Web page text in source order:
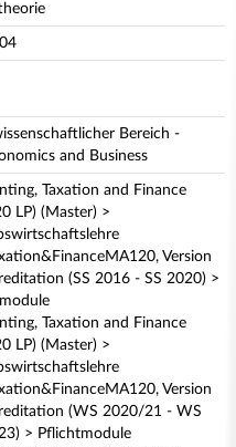
Bereich -
and Business
Taxation and Finance
LP) (Master) >
Version
(SS 2016 - SS 2020) >
Taxation and Finance
LP) (Master) >
Version
(WS 2020/21 - WS
> Pflichtmodule